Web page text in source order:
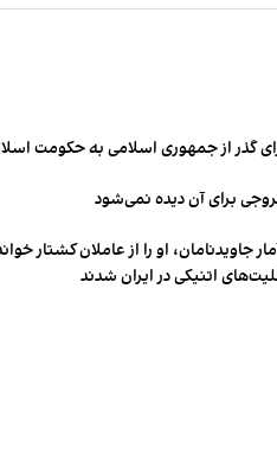
گذر از جمهوری اسلامی به حکومت
برای آن دیده نمی‌شود
جاویدنامان، او را از عاملان کشتار
اتنیکی در ایران شدند